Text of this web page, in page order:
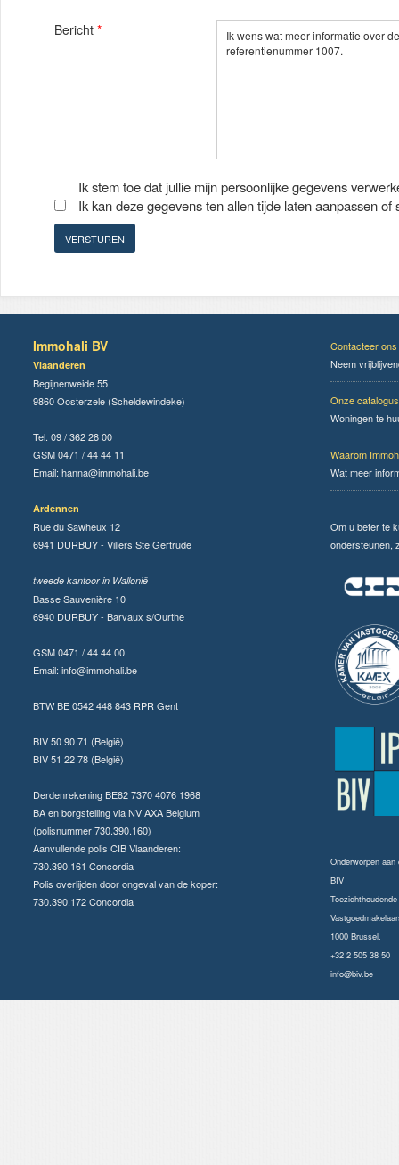
Bericht *
Ik stem toe dat jullie mijn persoonlijke gegevens
Ik kan deze gegevens ten allen tijde laten aanpassen of
Immohali BV
Vlaanderen
Begijnenweide 55
9860 Oosterzele (Scheldewindeke)
Tel. 09 / 362 28 00
GSM 0471 / 44 44 11
Email: hanna@immohali.be
Ardennen
Rue du Sawheux 12
6941 DURBUY - Villers Ste Gertrude
tweede kantoor in Wallonië
Basse Sauvenière 10
6940 DURBUY - Barvaux s/Ourthe
GSM 0471 / 44 44 00
Email: info@immohali.be
BTW BE 0542 448 843 RPR Gent
BIV 50 90 71 (België)
BIV 51 22 78 (België)
Derdenrekening BE82 7370 4076 1968
BA en borgstelling via NV AXA Belgium
(polisnummer 730.390.160)
Aanvullende polis CIB Vlaanderen:
730.390.161 Concordia
Polis overlijden door ongeval van de koper:
730.390.172 Concordia
Contacteer ons
Neem
Onze catalogus
Woningen te
Waarom
Wat meer
Om u beter te
ondersteunen,
Onderworpen
BIV
1000 Brussel.
+32 2 505 38 50
info@biv.be